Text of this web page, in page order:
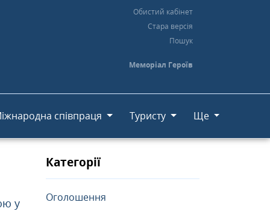
Обистий кабінет
Стара версія
Пошук
Меморіал Героїв
співпраця Туристу Ще
у
Категорії
Оголошення